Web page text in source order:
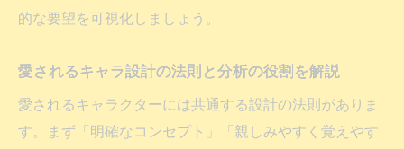
ト
魅力
依頼時に知る独自性やリスクフリーのポイ
ント
的な要望を可視化しましょう。
愛されるキャラ設計の法則と分析の役割を解説
愛されるキャラクターには共通する設計の法則がありま
す。まず「明確なコンセプト」「親しみやすく覚えやす